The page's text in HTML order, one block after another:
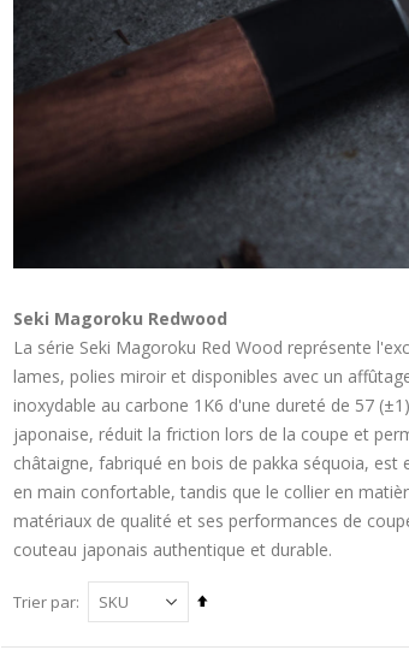
Seki Magoroku Redwood
La série Seki Magoroku Red Wood représente
lames, polies miroir et disponibles avec un
inoxydable au carbone 1K6 d'une dureté de 57
japonaise, réduit la friction lors de la coupe et
châtaigne, fabriqué en bois de pakka séquoia,
en main confortable, tandis que le collier en
matériaux de qualité et ses performances de
couteau japonais authentique et durable.
Trier par
Ordre